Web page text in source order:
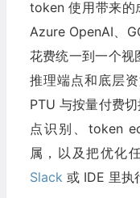
token 使用带来的
Azure OpenAI、
花费统一到一个视
推理端点和底层
PTU 与按量付费
点识别、token
属，以及把优化
Slack 或 IDE 里执